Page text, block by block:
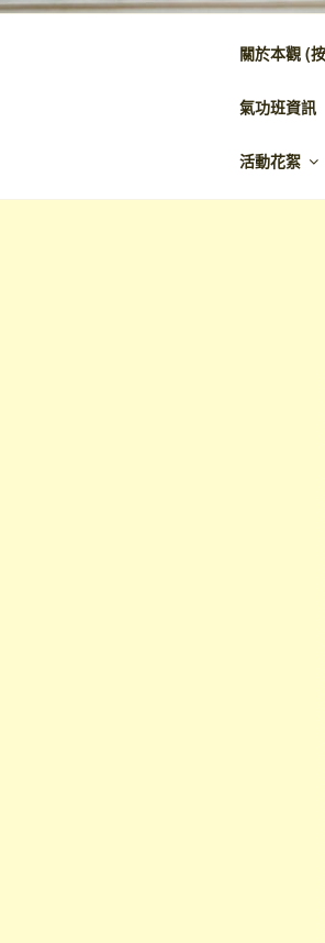
跳
關於本觀 (
氣功班資訊
活動花絮